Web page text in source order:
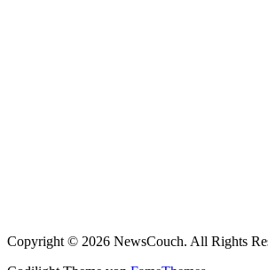
Copyright © 2026 NewsCouch. All Rights